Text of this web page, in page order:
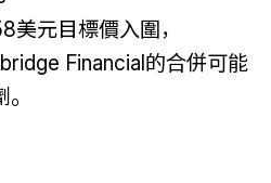
元目標價入圍，
Financial的合併可能